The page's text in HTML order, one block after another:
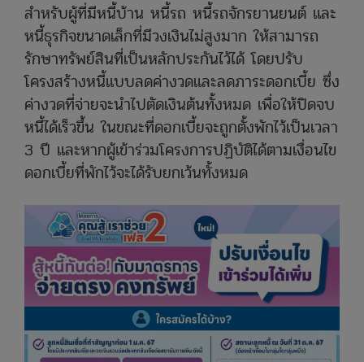
สำหรับผู้ที่มีหนี้บ้าน หนี้รถ หนี้รถจักรยานยนต์ และ
หนี้ธุรกิจขนาดเล็กที่มีวงเงินไม่สูงมาก ให้สามารถ
รักษาทรัพย์สินที่เป็นหลักประกันไว้ได้ โดยปรับ
โครงสร้างหนี้แบบลดค่างวดและลดภาระดอกเบี้ย ซึ่ง
ค่างวดที่จ่ายจะนำไปตัดเงินต้นทั้งหมด เพื่อให้ปิดจบ
หนี้ได้เร็วขึ้น ในขณะที่ดอกเบี้ยจะถูกตั้งพักไว้เป็นเวลา
3 ปี และหากผู้เข้าร่วมโครงการปฏิบัติได้ตามเงื่อนไข
ดอกเบี้ยที่พักไว้จะได้รับยกเว้นทั้งหมด